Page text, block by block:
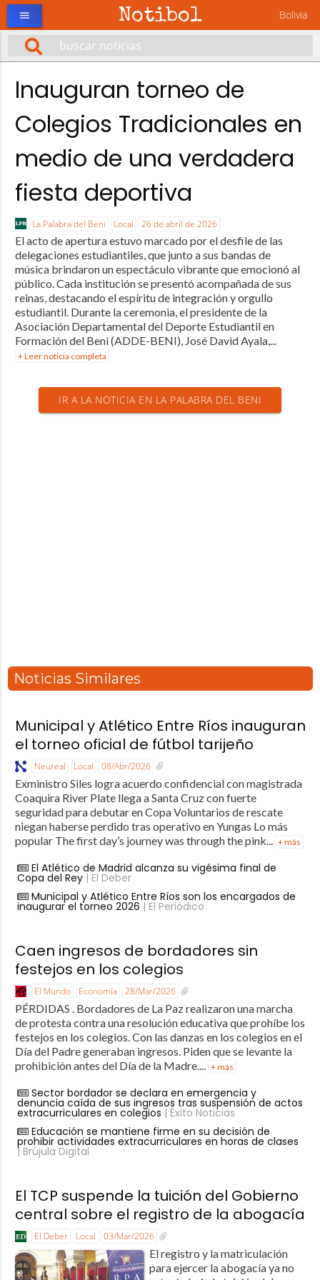
Notibol Bolivia
menu
Inauguran torneo de
Colegios Tradicionales en
medio de una verdadera
fiesta deportiva
La Palabra del Beni Local 26 de abril de 2026
El acto de apertura estuvo marcado por el desfile de las
delegaciones estudiantiles, que junto a sus bandas de
música brindaron un espectáculo vibrante que emocionó al
público. Cada institución se presentó acompañada de sus
reinas, destacando el espíritu de integración y orgullo
estudiantil. Durante la ceremonia, el presidente de la
Asociación Departamental del Deporte Estudiantil en
Formación del Beni (ADDE-BENI), José David Ayala,...
+ Leer noticia completa
IR A LA NOTICIA EN LA PALABRA DEL BENI
Noticias Similares
Municipal y Atlético Entre Ríos inauguran
el torneo oficial de fútbol tarijeño
Neureal Local 08/Abr/2026
Exministro Siles logra acuerdo confidencial con magistrada
Coaquira River Plate llega a Santa Cruz con fuerte
seguridad para debutar en Copa Voluntarios de rescate
niegan haberse perdido tras operativo en Yungas Lo más
popular The first day’s journey was through the pink... + más
El Atlético de Madrid alcanza su vigésima final de
Copa del Rey| El Deber
Municipal y Atlético Entre Ríos son los encargados de
inaugurar el torneo 2026 | El Periódico
Caen ingresos de bordadores sin
festejos en los colegios
El Mundo Economía 28/Mar/2026
PÉRDIDAS . Bordadores de La Paz realizaron una marcha
de protesta contra una resolución educativa que prohíbe los
festejos en los colegios. Con las danzas en los colegios en el
Día del Padre generaban ingresos. Piden que se levante la
prohibición antes del Día de la Madre....
+ más
Sector bordador se declara en emergencia y
denuncia caída de sus ingresos tras suspensión de actos
extracurriculares en colegios | Éxito Noticias
Educación se mantiene firme en su decisión de
prohibir actividades extracurriculares en horas de clases
| Brújula Digital
El TCP suspende la tuición del Gobierno
central sobre el registro de la abogacía
El Deber Local 03/Mar/2026
El registro y la matriculación
para ejercer la abogacía ya no